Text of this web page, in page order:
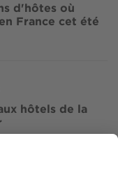
d'hôtes où
France cet été
hôtels de la